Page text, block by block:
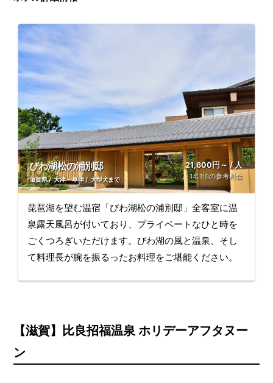
びわ湖松の浦別邸
滋賀県 大津・草津 大型犬まで
21,600円～ / 人
1名1泊の参考料金
琵琶湖を望む温宿「びわ湖松の浦別邸」全客室に温
泉露天風呂が付いており、プライベートなひと時を
ごくつろぎいただけます。びわ湖の風と温泉、そし
て料理長が腕を振るったお料理をご堪能ください。
【滋賀】比良招福温泉 ホリデーアフタヌー
ン